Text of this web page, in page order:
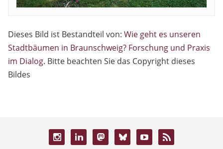
Dieses Bild ist Bestandteil von: Wie geht es unseren
Stadtbäumen in Braunschweig? Forschung und Praxis
im Dialog. Bitte beachten Sie das Copyright dieses
Bildes